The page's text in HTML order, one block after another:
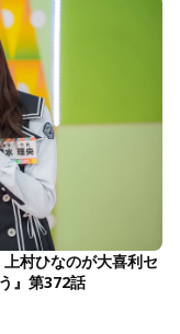
村ひなのが大喜利セ
』第372話